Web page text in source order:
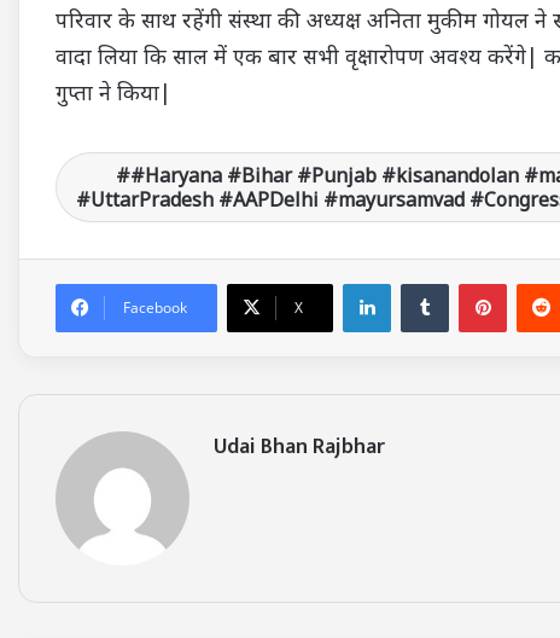
परिवार के साथ रहेंगी संस्था की अध्यक्ष अनिता मुकीम गोयल
वादा लिया कि साल में एक बार सभी वृक्षारोपण अवश्य
गुप्ता ने किया|
#Haryana #Bihar #Punjab #kisanandolan
#UttarPradesh #AAPDelhi #mayursamvad
Facebook X
LinkedIn
Udai Bhan Rajbhar